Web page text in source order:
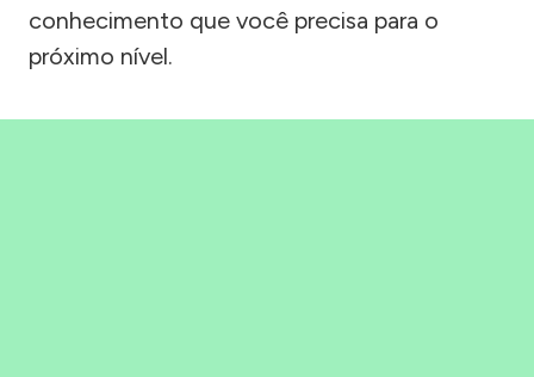
conhecimento que você precisa para o
próximo nível.